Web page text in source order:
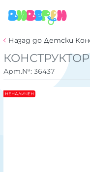
Назад до Детски
КОНСТРУКТОР
Арт.№: 36437
НЕНАЛИЧЕН